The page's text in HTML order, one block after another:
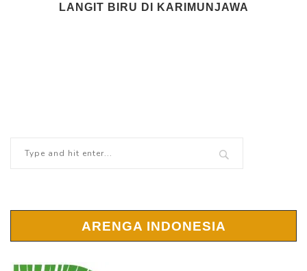
LANGIT BIRU DI KARIMUNJAWA
ARENGA INDONESIA